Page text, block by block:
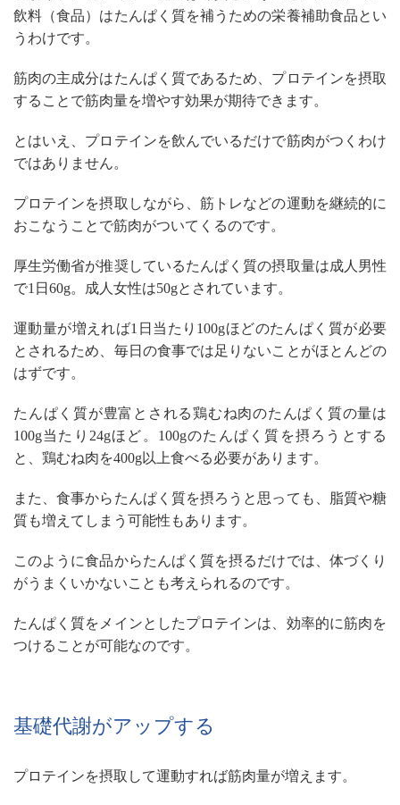
飲料（食品）はたんぱく質を補うための栄養補助食品とい
うわけです。
筋肉の主成分はたんぱく質であるため、プロテインを摂取
することで筋肉量を増やす効果が期待できます。
とはいえ、プロテインを飲んでいるだけで筋肉がつくわけ
ではありません。
プロテインを摂取しながら、筋トレなどの運動を継続的に
おこなうことで筋肉がついてくるのです。
厚生労働省が推奨しているたんぱく質の摂取量は成人男性
で1日60g。成人女性は50gとされています。
運動量が増えれば1日当たり100gほどのたんぱく質が必要
とされるため、毎日の食事では足りないことがほとんどの
はずです。
たんぱく質が豊富とされる鶏むね肉のたんぱく質の量は
100g当たり24gほど。100gのたんぱく質を摂ろうとする
と、鶏むね肉を400g以上食べる必要があります。
また、食事からたんぱく質を摂ろうと思っても、脂質や糖
質も増えてしまう可能性もあります。
このように食品からたんぱく質を摂るだけでは、体づくり
がうまくいかないことも考えられるのです。
たんぱく質をメインとしたプロテインは、効率的に筋肉を
つけることが可能なのです。
基礎代謝がアップする
プロテインを摂取して運動すれば筋肉量が増えます。